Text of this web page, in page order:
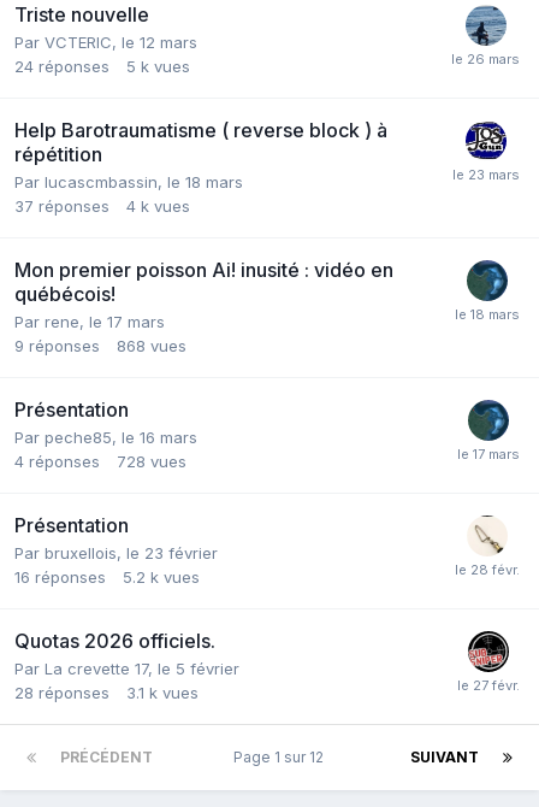
Triste nouvelle
Par VCTERIC, le 12 mars
24 réponses 5 k vues
Help Barotraumatisme ( reverse block ) à
répétition
Par lucascmbassin, le 18 mars
37 réponses 4 k vues
Mon premier poisson Ai! inusité : vidéo en
québécois!
Par rene, le 17 mars
9 réponses 868 vues
Présentation
Par peche85, le 16 mars
4 réponses 728 vues
Présentation
Par bruxellois, le 23 février
16 réponses 5.2 k vues
Quotas 2026 officiels.
Par La crevette 17, le 5 février
28 réponses 3.1 k vues
PRÉCÉDENT SUIVANT
Page 1 sur 12